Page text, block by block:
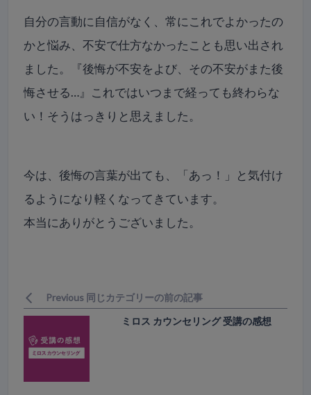
自分の言動に自信がなく、常にこれでよかったの
かと悩み、不安で仕方なかったことも思い出され
ました。『後悔が不安をよび、その不安がまた後
悔させる…』これではいつまで経っても終わらな
い！そうはっきりと思えました。
今は、後悔の言葉が出ても、「あっ！」と気付け
るようになり軽くなってきています。
本当にありがとうございました。
Previous 同じカテゴリーの前の記事
ミロス カウンセリング 受講の感想